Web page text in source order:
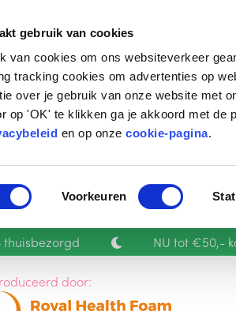
gebruik van cookies
van cookies om ons websiteverkeer
tracking cookies om advertenties op
over je gebruik van onze website met
op 'OK' te klikken ga je akkoord met de
en op onzecookie-pagina.
Voorkeuren
thuisbezorgd NU tot €50,-
door: